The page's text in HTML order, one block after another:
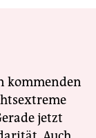
kommenden
jetzt